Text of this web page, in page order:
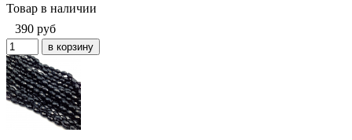
Товар в наличии
390 руб